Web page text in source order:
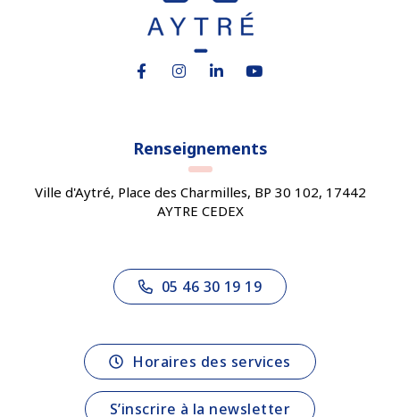
Lien vers le compte Facebook
Lien vers le compte Instagram
Lien vers le compte Linkedin
Lien vers la chaîne
Renseignements
Ville d'Aytré, Place des Charmilles, BP 30 102, 17442
AYTRE CEDEX
05 46 30 19 19
Horaires des services
S’inscrire à la newsletter